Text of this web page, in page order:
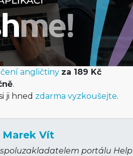
angličtiny za 189 Kč
.
ji hned zdarma vyzkoušejte.
Marek Vít
spoluzakladatelem portálu Help